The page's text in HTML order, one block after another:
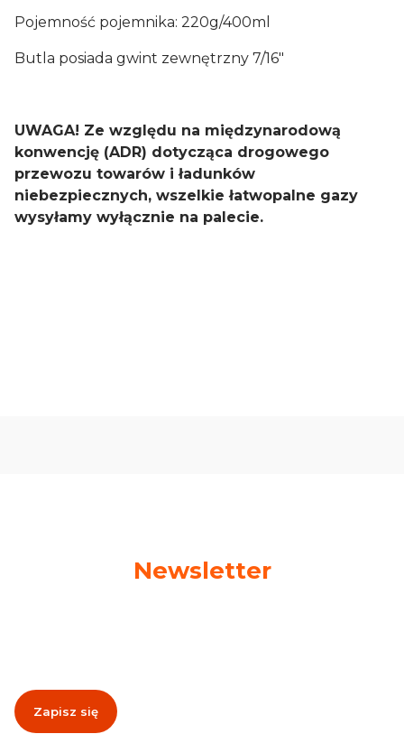
Pojemność pojemnika: 220g/400ml
Butla posiada gwint zewnętrzny 7/16"
UWAGA! Ze względu na międzynarodową
konwencję (ADR) dotycząca drogowego
przewozu towarów i ładunków
niebezpiecznych, wszelkie łatwopalne gazy
wysyłamy wyłącznie na palecie.
Newsletter
Zapisz się